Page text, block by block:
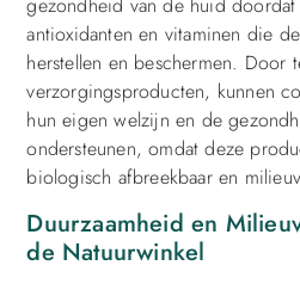
gezondheid van de huid
antioxidanten en vitaminen die
herstellen en beschermen. Door
verzorgingsproducten, kunnen
hun eigen welzijn en de
ondersteunen, omdat deze
biologisch afbreekbaar en
Duurzaamheid en
de Natuurwinkel